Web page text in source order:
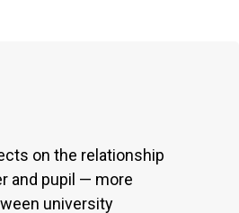
on the relationship
and pupil — more
university